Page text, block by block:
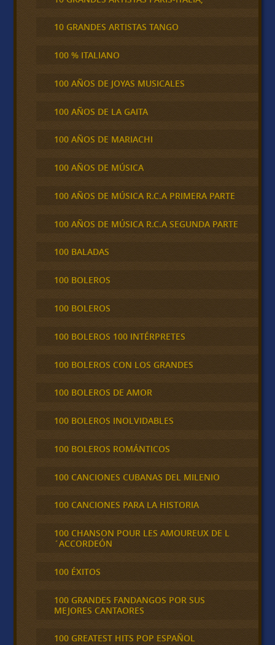
10 GRANDES ARTISTAS TANGO
100 % ITALIANO
100 AÑOS DE JOYAS MUSICALES
100 AÑOS DE LA GAITA
100 AÑOS DE MARIACHI
100 AÑOS DE MÚSICA
100 AÑOS DE MÚSICA R.C.A PRIMERA PARTE
100 AÑOS DE MÚSICA R.C.A SEGUNDA PARTE
100 BALADAS
100 BOLEROS
100 BOLEROS
100 BOLEROS 100 INTÉRPRETES
100 BOLEROS CON LOS GRANDES
100 BOLEROS DE AMOR
100 BOLEROS INOLVIDABLES
100 BOLEROS ROMÁNTICOS
100 CANCIONES CUBANAS DEL MILENIO
100 CANCIONES PARA LA HISTORIA
100 CHANSON POUR LES AMOUREUX DE L
´ACCORDEÓN
100 ÉXITOS
100 GRANDES FANDANGOS POR SUS
MEJORES CANTAORES
100 GREATEST HITS POP ESPAÑOL